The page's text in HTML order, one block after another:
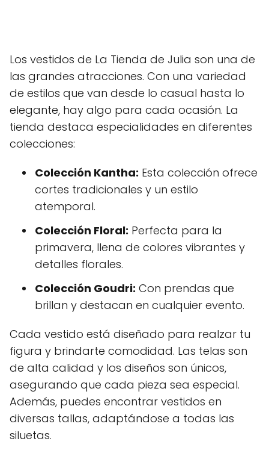
Los vestidos de La Tienda de Julia son una de
las grandes atracciones. Con una variedad
de estilos que van desde lo casual hasta lo
elegante, hay algo para cada ocasión. La
tienda destaca especialidades en diferentes
colecciones:
Colección Kantha: Esta colección ofrece
cortes tradicionales y un estilo
atemporal.
Colección Floral: Perfecta para la
primavera, llena de colores vibrantes y
detalles florales.
Colección Goudri: Con prendas que
brillan y destacan en cualquier evento.
Cada vestido está diseñado para realzar tu
figura y brindarte comodidad. Las telas son
de alta calidad y los diseños son únicos,
asegurando que cada pieza sea especial.
Además, puedes encontrar vestidos en
diversas tallas, adaptándose a todas las
siluetas.